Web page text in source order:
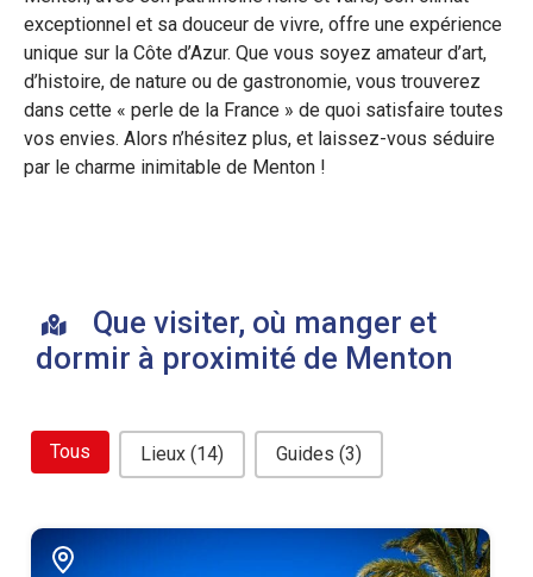
exceptionnel et sa douceur de vivre, offre une expérience
unique sur la Côte d’Azur. Que vous soyez amateur d’art,
d’histoire, de nature ou de gastronomie, vous trouverez
dans cette « perle de la France » de quoi satisfaire toutes
vos envies. Alors n’hésitez plus, et laissez-vous séduire
par le charme inimitable de Menton !
Que visiter, où manger et
dormir à proximité de Menton
bouton filtre related
Tous Lieux (14) Guides (3)